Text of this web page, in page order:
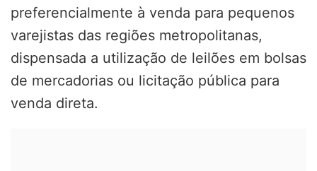
preferencialmente à venda para pequenos
varejistas das regiões metropolitanas,
dispensada a utilização de leilões em bolsas
de mercadorias ou licitação pública para
venda direta.